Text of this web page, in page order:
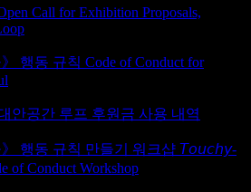
Call for Exhibition Proposals,
》 행동 규칙 Code of Conduct for
안공간 루프 후원금 사용 내역
》 행동 규칙 만들기 워크샵 𝘛𝘰𝘶𝘤𝘩𝘺-
of Conduct Workshop